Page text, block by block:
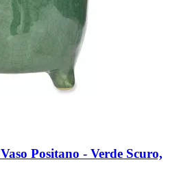
Vaso Positano -​ Verde Scuro,